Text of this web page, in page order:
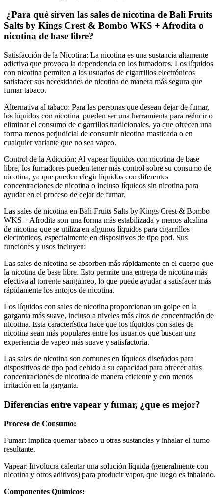
¿Para qué sirven las sales de nicotina de Bali Fruits
Salts by Kings Crest & Bombo WKS + Afrodita o
nicotina de base libre?
Satisfacción de la Nicotina: La nicotina es una sustancia altamente
adictiva que provoca la dependencia en los fumadores. Los líquidos
con nicotina permiten a los usuarios de cigarrillos electrónicos
satisfacer sus necesidades de nicotina de manera más segura que
fumar tabaco.
Alternativa al tabaco: Para las personas que desean dejar de fumar,
los líquidos con nicotina pueden ser una herramienta para reducir o
eliminar el consumo de cigarrillos tradicionales, ya que ofrecen una
forma menos perjudicial de consumir nicotina masticada o en
cualquier variante que no sea vapeo.
Control de la Adicción: Al vapear líquidos con nicotina de base
libre, los fumadores pueden tener más control sobre su consumo de
nicotina, ya que pueden elegir líquidos con diferentes
concentraciones de nicotina o incluso líquidos sin nicotina para
ayudar en el proceso de dejar de fumar.
Las sales de nicotina en Bali Fruits Salts by Kings Crest & Bombo
WKS + Afrodita son una forma más estabilizada y menos alcalina
de nicotina que se utiliza en algunos líquidos para cigarrillos
electrónicos, especialmente en dispositivos de tipo pod. Sus
funciones y usos incluyen:
Las sales de nicotina se absorben más rápidamente en el cuerpo que
la nicotina de base libre. Esto permite una entrega de nicotina más
efectiva al torrente sanguíneo, lo que puede ayudar a satisfacer más
rápidamente los antojos de nicotina.
Los líquidos con sales de nicotina proporcionan un golpe en la
garganta más suave, incluso a niveles más altos de concentración de
nicotina. Esta característica hace que los líquidos con sales de
nicotina sean más populares entre los usuarios que buscan una
experiencia de vapeo más suave y satisfactoria.
Las sales de nicotina son comunes en líquidos diseñados para
dispositivos de tipo pod debido a su capacidad para ofrecer altas
concentraciones de nicotina de manera eficiente y con menos
irritación en la garganta.
Diferencias entre vapear y fumar, ¿que es mejor?
Proceso de Consumo:
Fumar: Implica quemar tabaco u otras sustancias y inhalar el humo
resultante.
Vapear: Involucra calentar una solución líquida (generalmente con
nicotina y otros aditivos) para producir vapor, que luego es inhalado.
Componentes Químicos: